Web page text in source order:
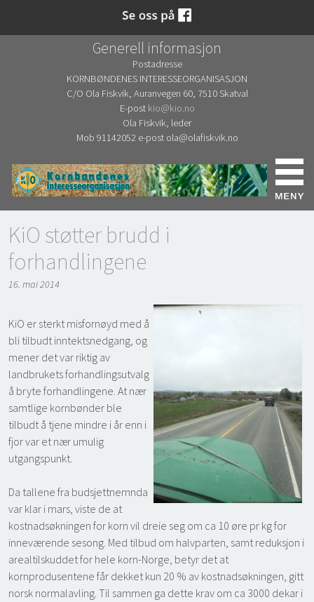
Generell informasjon
Postadresse
KORNBØNDENES INTERESSEORGANISASJON
C/O Ola Fiskvik, Auranvegen 60, 7510 Skatval
E-post kio@kio.no
Ola Fiskvik, leder
Mob 91142052 e-post ola@olafiskvik.no
KiO støtter brudd i
forhandlingene
16. mai 2014
KiO er sterkt misfornøyd med å
bli tilbudt inntektsnedgang, og
mener det var riktig av
landbrukets forhandlingsutvalg
å bryte forhandlingene. At nær
samtlige kornbønder ble
tilbudt å tjene mindre i år enn i
fjor var et nær umulig
utgangspunkt.
Da tallene fra budsjettnemnda
var klar i mars, viste de at
kostnadsøkningen for korn vil dreie seg om ca 10 øre pr kg for
inneværende sesong. Med tilbud om halvparten, samt reduksjon i
arealtilskuddet for hele korn-Norge, betyr det at
kornprodusentene får dekket kun 20 % av kostnadsøkningen, gitt
norsk normalavling. Til sammen ga dette krav om ca 3000 dekar i